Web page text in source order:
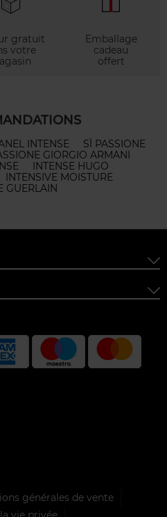
gratuit
votre
Emballage
cadeau
offert
INTENSE
SÌ PASSIONE
GIORGIO ARMANI
INTENSE HUGO
INTENSIVE MOISTURE
GUERLAIN
générales de vente